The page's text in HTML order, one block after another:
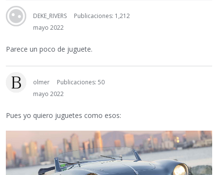
DEKE_RIVERS
Publicaciones: 1,212
mayo 2022
Parece un poco de juguete.
olmer
Publicaciones: 50
mayo 2022
Pues yo quiero juguetes como esos: